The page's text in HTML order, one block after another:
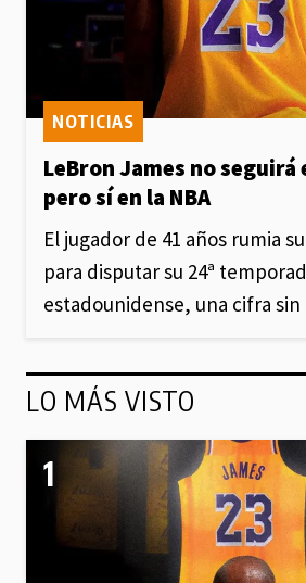
LeBron James no seguirá
pero sí en la NBA
NOTICIAS
El jugador de 41 años rumia
para disputar su 24ª
estadounidense, una cifra
LO MÁS VISTO